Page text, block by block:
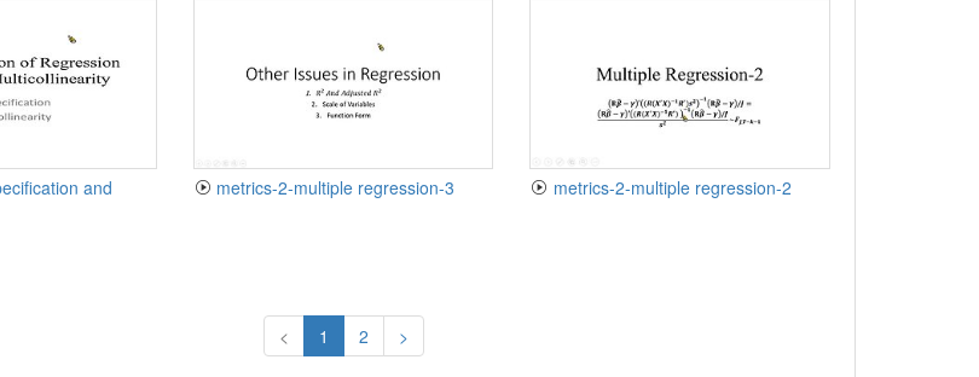
metrics-2-multiple regression-3 metrics-2-multiple regression-2
< 1 2 >